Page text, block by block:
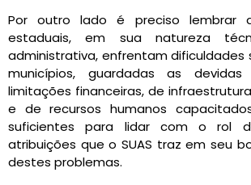
Por outro lado é preciso lembrar
estaduais, em sua natureza
administrativa, enfrentam dificuldades
municípios, guardadas as devidas
limitações financeiras, de
e de recursos humanos
suficientes para lidar com o rol
atribuições que o SUAS traz em seu
destes problemas.